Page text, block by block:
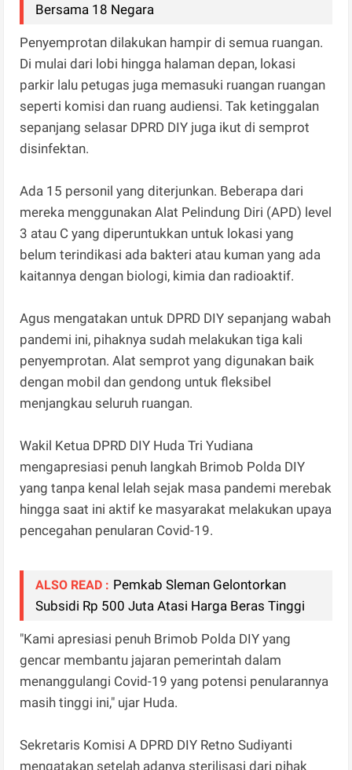
Bersama 18 Negara
Penyemprotan dilakukan hampir di semua ruangan.
Di mulai dari lobi hingga halaman depan, lokasi
parkir lalu petugas juga memasuki ruangan ruangan
seperti komisi dan ruang audiensi. Tak ketinggalan
sepanjang selasar DPRD DIY juga ikut di semprot
disinfektan.
Ada 15 personil yang diterjunkan. Beberapa dari
mereka menggunakan Alat Pelindung Diri (APD) level
3 atau C yang diperuntukkan untuk lokasi yang
belum terindikasi ada bakteri atau kuman yang ada
kaitannya dengan biologi, kimia dan radioaktif.
Agus mengatakan untuk DPRD DIY sepanjang wabah
pandemi ini, pihaknya sudah melakukan tiga kali
penyemprotan. Alat semprot yang digunakan baik
dengan mobil dan gendong untuk fleksibel
menjangkau seluruh ruangan.
Wakil Ketua DPRD DIY Huda Tri Yudiana
mengapresiasi penuh langkah Brimob Polda DIY
yang tanpa kenal lelah sejak masa pandemi merebak
hingga saat ini aktif ke masyarakat melakukan upaya
pencegahan penularan Covid-19.
ALSO READ : Pemkab Sleman Gelontorkan
Subsidi Rp 500 Juta Atasi Harga Beras Tinggi
"Kami apresiasi penuh Brimob Polda DIY yang
gencar membantu jajaran pemerintah dalam
menanggulangi Covid-19 yang potensi penularannya
masih tinggi ini," ujar Huda.
Sekretaris Komisi A DPRD DIY Retno Sudiyanti
mengatakan setelah adanya sterilisasi dari pihak